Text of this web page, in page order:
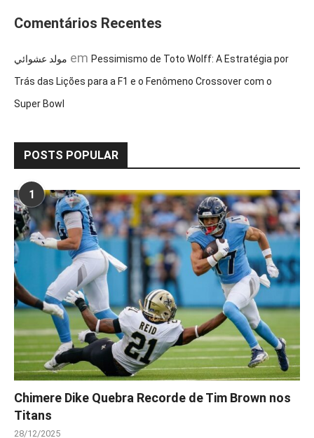
Comentários Recentes
مولد عشوائي em Pessimismo de Toto Wolff: A Estratégia por
Trás das Lições para a F1 e o Fenômeno Crossover com o
Super Bowl
POSTS POPULAR
1
Chimere Dike Quebra Recorde de Tim Brown nos
Titans
28/12/2025